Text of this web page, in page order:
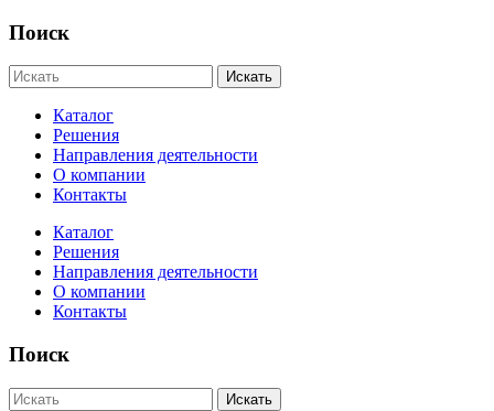
Поиск
Искать
Каталог
Решения
Направления деятельности
О компании
Контакты
Каталог
Решения
Направления деятельности
О компании
Контакты
Поиск
Искать